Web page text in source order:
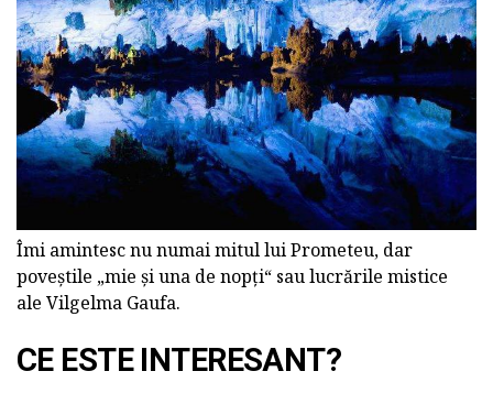
Îmi amintesc nu numai mitul lui Prometeu, dar
poveștile „mie și una de nopți“ sau lucrările mistice
ale Vilgelma Gaufa.
CE ESTE INTERESANT?